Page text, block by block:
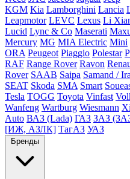
KGM Kia Lamborghini Lancia
Leapmotor LEVC Lexus Li
Lucid Lync & Co Maserati
Mercury MG MIA Electric Mini
ORA Peugeot Piaggio Polestar
RAF Range Rover Ravon
Rover SAAB Saipa Samand /
SEAT Skoda SMA Smart
Tesla TOGG Toyota Vinfast
Wanfeng Wartburg Wiesmann
Auto ВАЗ (Lada) ГАЗ ЗАЗ
[ИЖ, АЗЛК] ТагАЗ УАЗ
Бренды